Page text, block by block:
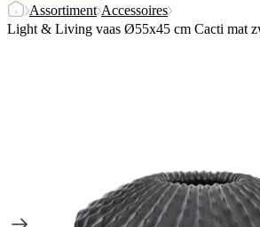
Assortiment Accessoires
Light & Living vaas Ø55x45 cm Cacti mat